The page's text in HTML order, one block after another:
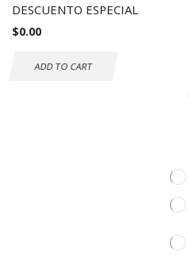
DESCUENTO ESPECIAL
$0.00
ADD TO CART